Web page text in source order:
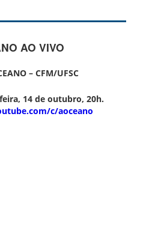
AO VIVO
– CFM/UFSC
14 de outubro, 20h.
c/aoceano